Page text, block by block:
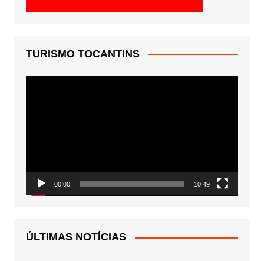
TURISMO TOCANTINS
00:00 10:49
ÚLTIMAS NOTÍCIAS